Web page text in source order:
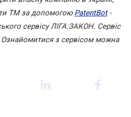
ТМ за допомогою PatentBot-
сервісу ЛІГА:ЗАКОН. Сервіс
з сервісом можна